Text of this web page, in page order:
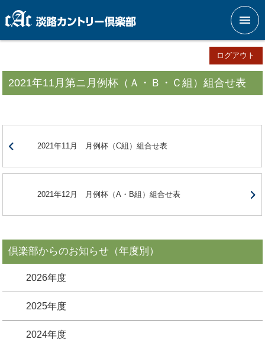
メニ
ログアウト
2021年11月第ニ月例杯（Ａ・Ｂ・Ｃ組）組合せ表
2021年11月 月例杯（C組）組合せ表
2021年12月 月例杯（A・B組）組合せ表
倶楽部からのお知らせ（年度別）
2026年度
2025年度
2024年度